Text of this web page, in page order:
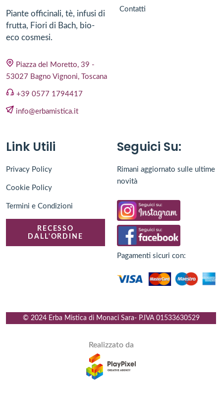
Piante officinali, tè, infusi di
frutta, Fiori di Bach, bio-
eco cosmesi.
Piazza del Moretto, 39 -
53027 Bagno Vignoni, Toscana
+39 0577 1794417
info@erbamistica.it
Contatti
Link Utili
Privacy Policy
Cookie Policy
Termini e Condizioni
RECESSO
DALL'ORDINE
Seguici Su:
Rimani aggiornato sulle ultime
novità
Pagamenti sicuri con:
© 2024 Erba Mistica di Monaci Sara- P.IVA 01533630529
Realizzato da